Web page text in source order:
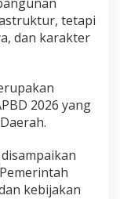
tetapi
dan karakter
2026 yang
kebijakan